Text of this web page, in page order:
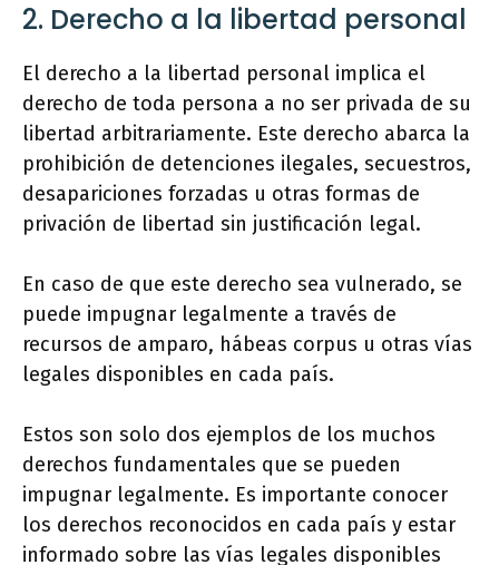
2. Derecho a la libertad personal
El derecho a la libertad personal implica el
derecho de toda persona a no ser privada de su
libertad arbitrariamente. Este derecho abarca la
prohibición de detenciones ilegales, secuestros,
desapariciones forzadas u otras formas de
privación de libertad sin justificación legal.
En caso de que este derecho sea vulnerado, se
puede impugnar legalmente a través de
recursos de amparo, hábeas corpus u otras vías
legales disponibles en cada país.
Estos son solo dos ejemplos de los muchos
derechos fundamentales que se pueden
impugnar legalmente. Es importante conocer
los derechos reconocidos en cada país y estar
informado sobre las vías legales disponibles